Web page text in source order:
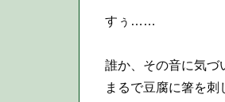
すぅ……
誰か、その音に気づ
まるで豆腐に箸を刺